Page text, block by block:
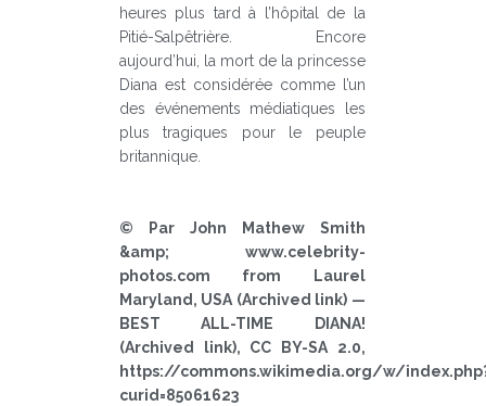
heures plus tard à l’hôpital de la
Pitié-Salpêtrière. Encore
aujourd’hui, la mort de la princesse
Diana est considérée comme l’un
des événements médiatiques les
plus tragiques pour le peuple
britannique.
© Par John Mathew Smith
&amp; www.celebrity-
photos.com from Laurel
Maryland, USA (Archived link) —
BEST ALL-TIME DIANA!
(Archived link), CC BY-SA 2.0,
https://commons.wikimedia.org/w/
curid=85061623